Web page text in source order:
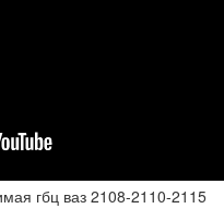
гбц ваз 2108-2110-2115